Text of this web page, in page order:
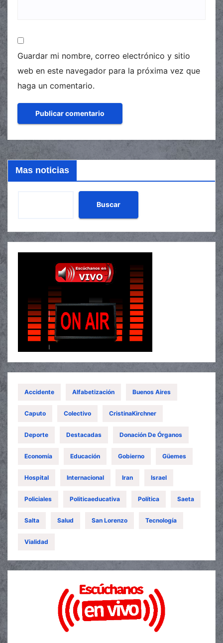
Guardar mi nombre, correo electrónico y sitio
web en este navegador para la próxima vez que
haga un comentario.
Mas noticias
Buscar
Accidente Alfabetización Buenos Aires
Caputo Colectivo CristinaKirchner
Deporte Destacadas Donación De Órganos
Economía Educación Gobierno Güemes
Hospital Internacional Iran Israel
Policiales Politicaeducativa Política Saeta
Salta Salud San Lorenzo Tecnología
Vialidad